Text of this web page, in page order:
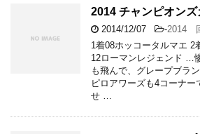
2014 チャンピオン
2014/12/07 -2014
1着08ホッコータルマエ 2
12ローマンレジェンド …
も飛んで、グレープブラ
ピロアワーズも4コーナー
せ …